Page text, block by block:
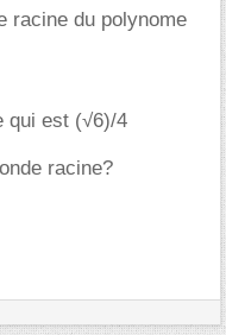
racine du polynome
qui est (√6)/4
racine?